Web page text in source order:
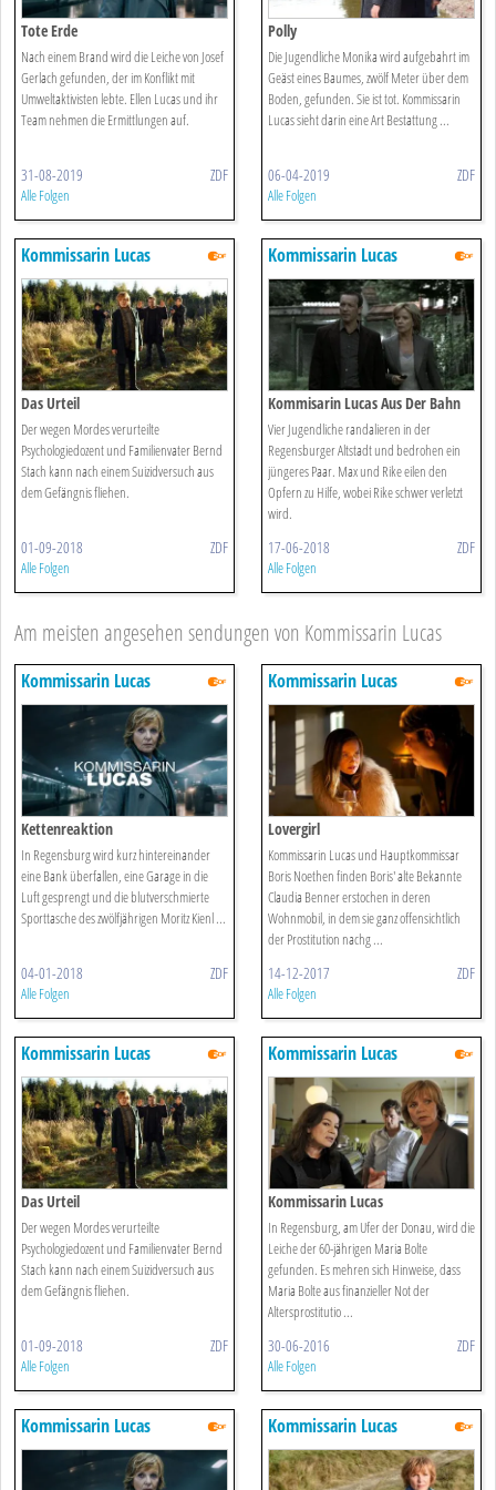
Tote Erde
Nach einem Brand wird die Leiche von Josef
Gerlach gefunden, der im Konflikt mit
Umweltaktivisten lebte. Ellen Lucas und ihr
Team nehmen die Ermittlungen auf.
31-08-2019 ZDF
Alle Folgen
Polly
Die Jugendliche Monika wird aufgebahrt im
Geäst eines Baumes, zwölf Meter über dem
Boden, gefunden. Sie ist tot. Kommissarin
Lucas sieht darin eine Art Bestattung ...
06-04-2019 ZDF
Alle Folgen
Kommissarin Lucas
Das Urteil
Der wegen Mordes verurteilte
Psychologiedozent und Familienvater Bernd
Stach kann nach einem Suizidversuch aus
dem Gefängnis fliehen.
01-09-2018 ZDF
Alle Folgen
Kommissarin Lucas
Kommisarin Lucas Aus Der Bahn
Vier Jugendliche randalieren in der
Regensburger Altstadt und bedrohen ein
jüngeres Paar. Max und Rike eilen den
Opfern zu Hilfe, wobei Rike schwer verletzt
wird.
17-06-2018 ZDF
Alle Folgen
Am meisten angesehen sendungen von Kommissarin Lucas
Kommissarin Lucas
Kettenreaktion
In Regensburg wird kurz hintereinander
eine Bank überfallen, eine Garage in die
Luft gesprengt und die blutverschmierte
Sporttasche des zwölfjährigen Moritz Kienl ...
04-01-2018 ZDF
Alle Folgen
Kommissarin Lucas
Lovergirl
Kommissarin Lucas und Hauptkommissar
Boris Noethen finden Boris' alte Bekannte
Claudia Benner erstochen in deren
Wohnmobil, in dem sie ganz offensichtlich
der Prostitution nachg ...
14-12-2017 ZDF
Alle Folgen
Kommissarin Lucas
Das Urteil
Der wegen Mordes verurteilte
Psychologiedozent und Familienvater Bernd
Stach kann nach einem Suizidversuch aus
dem Gefängnis fliehen.
01-09-2018 ZDF
Alle Folgen
Kommissarin Lucas
Kommissarin Lucas
In Regensburg, am Ufer der Donau, wird die
Leiche der 60-jährigen Maria Bolte
gefunden. Es mehren sich Hinweise, dass
Maria Bolte aus finanzieller Not der
Altersprostitutio ...
30-06-2016 ZDF
Alle Folgen
Kommissarin Lucas Kommissarin Lucas